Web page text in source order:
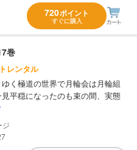
720ポイント
すぐに購入
巻
レンタル
く極道の世界で月輪会は月輪組
平穏になったのも束の間、実態